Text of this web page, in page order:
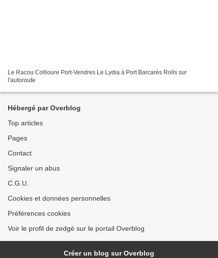
Le Racou Collioure Port-Vendres Le Lydia à Port Barcarès Rolls sur
l'autoroute
Hébergé par Overblog
Top articles
Pages
Contact
Signaler un abus
C.G.U.
Cookies et données personnelles
Préférences cookies
Voir le profil de zedgé sur le portail Overblog
Créer un blog sur Overblog